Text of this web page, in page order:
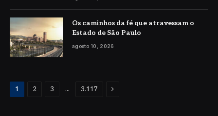
Os caminhos da fé que atravessam o
Estado de São Paulo
agosto 10, 2026
1 2 3 ... 3.117 Proximo